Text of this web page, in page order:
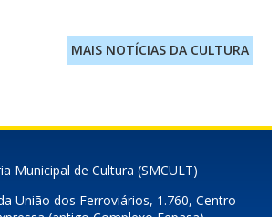
MAIS NOTÍCIAS DA CULTURA
Municipal de Cultura (SMCULT)
União dos Ferroviários, 1.760, Centro –